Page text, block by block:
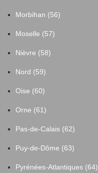
Morbihan (56)
Moselle (57)
Nièvre (58)
Nord (59)
Oise (60)
Orne (61)
Pas-de-Calais (62)
Puy-de-Dôme (63)
Pyrénées-Atlantiques (64)